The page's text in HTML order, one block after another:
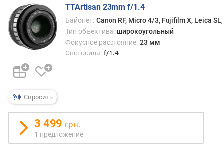
о
р
о
г
и
о
д
о
и
Спросить
TTArtisan 23mm f/1.4
Байонет: Canon RF, Micro 4/3, Fujifilm X, Leica
Тип объектива: широкоугольный
Фокусное расстояние: 23 мм
Светосила: f/1.4
3 499 грн.
1 предложение